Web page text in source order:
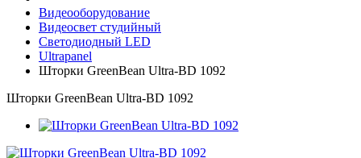
Видеооборудование
Видеосвет студийный
Светодиодный LED
Ultrapanel
Шторки GreenBean Ultra-BD 1092
Шторки GreenBean Ultra-BD 1092